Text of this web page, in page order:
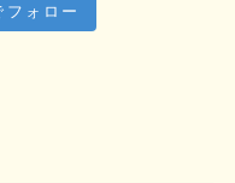
ォロー